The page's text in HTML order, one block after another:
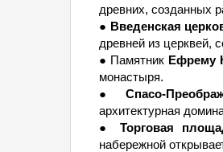
древних, созданных
● Введенская
древней из церквей,
● Памятник Ефрему
монастыря.
●Спасо-
архитектурная
● Торговая
набережной